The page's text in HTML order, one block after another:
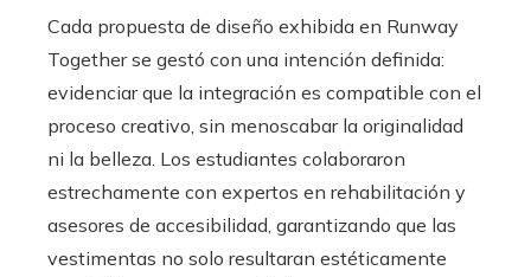
Cada propuesta de diseño exhibida en Runway
Together se gestó con una intención definida:
evidenciar que la integración es compatible con el
proceso creativo, sin menoscabar la originalidad
ni la belleza. Los estudiantes colaboraron
estrechamente con expertos en rehabilitación y
asesores de accesibilidad, garantizando que las
vestimentas no solo resultaran estéticamente